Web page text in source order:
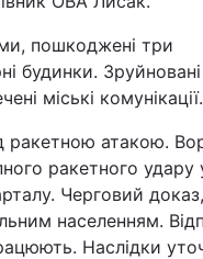
пошкоджені три
будинки. Зруйновані
міські комунікації.
ракетною атакою.
ракетного удару
Черговий
населенням.
Наслідки